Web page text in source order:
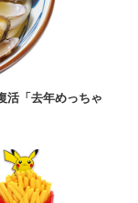
活「去年めっちゃ